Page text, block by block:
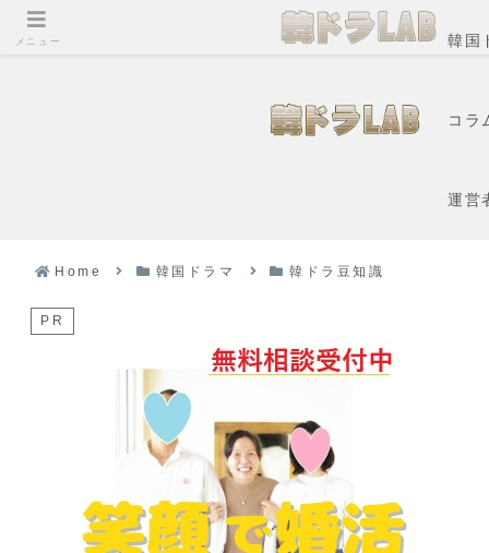
韓国
コラ
運営
Home 韓国ドラマ 韓ドラ豆知識
PR
メニュー